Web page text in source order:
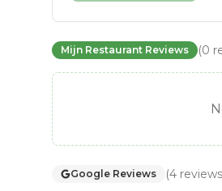
Mijn Restaurant Reviews (0
Google Reviews (4 reviews